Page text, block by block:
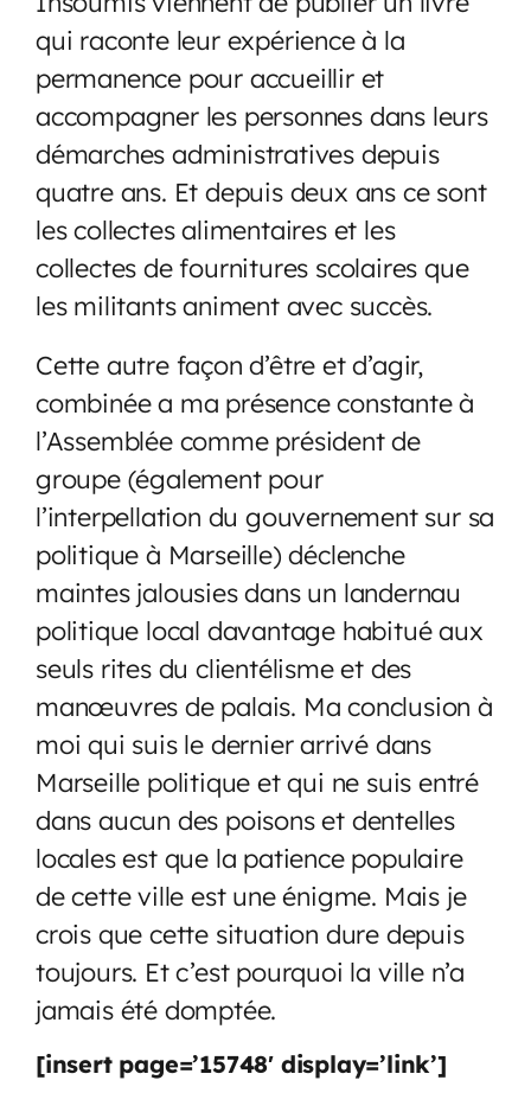
qui raconte leur expérience à la
permanence pour accueillir et
accompagner les personnes dans leurs
démarches administratives depuis
quatre ans. Et depuis deux ans ce sont
les collectes alimentaires et les
collectes de fournitures scolaires que
les militants animent avec succès.
Cette autre façon d’être et d’agir,
combinée a ma présence constante à
l’Assemblée comme président de
groupe (également pour
l’interpellation du gouvernement sur sa
politique à Marseille) déclenche
maintes jalousies dans un landernau
politique local davantage habitué aux
seuls rites du clientélisme et des
manœuvres de palais. Ma conclusion à
moi qui suis le dernier arrivé dans
Marseille politique et qui ne suis entré
dans aucun des poisons et dentelles
locales est que la patience populaire
de cette ville est une énigme. Mais je
crois que cette situation dure depuis
toujours. Et c’est pourquoi la ville n’a
jamais été domptée.
[insert page=’15748′ display=’link’]